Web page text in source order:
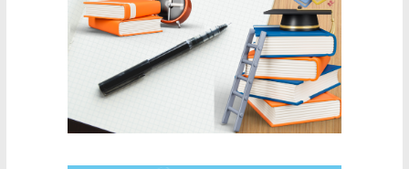
chiến dịch
Hồ Chí Minh
TCĐLCL
hàng hoá
2030, tầm
nhìn đến
năm 2050
(cập nhật)